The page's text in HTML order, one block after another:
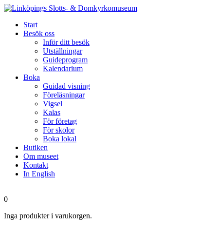
Start
Besök oss
Inför ditt besök
Utställningar
Guideprogram
Kalendarium
Boka
Guidad visning
Föreläsningar
Vigsel
Kalas
För företag
För skolor
Boka lokal
Butiken
Om museet
Kontakt
In English
0
Inga produkter i varukorgen.